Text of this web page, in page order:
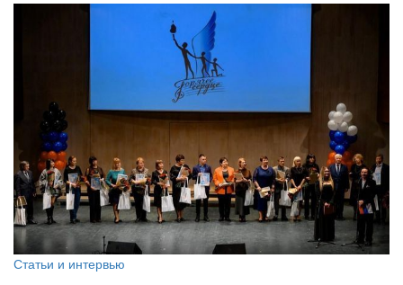
Статьи и интервью